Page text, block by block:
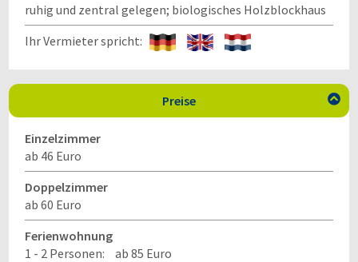
ruhig und zentral gelegen; biologisches Holzblockhaus
Ihr Vermieter spricht:
Preise 
Einzelzimmer
ab 46 Euro
Doppelzimmer
ab 60 Euro
Ferienwohnung
1 - 2 Personen:
ab 85 Euro